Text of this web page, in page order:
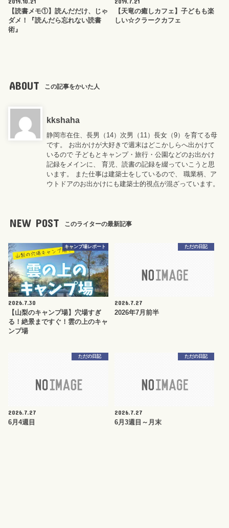
【読書メモ①】読んだだけ、じゃ
ダメ！『読んだら忘れない読書
術』
【天竜の癒しカフェ】子どもも楽
しい☆クラークカフェ
ABOUT この記事をかいた人
kkshaha
静岡市在住、長男（14）次男（11）長女（9）を育てる母
です。 お出かけが大好きで週末はどこかしらへ出かけて
いるので 子どもとキャンプ・旅行・公園などのお出かけ
記録をメインに、 育児、読書の記録を綴っていこうと思
います。 また仕事は建築士をしているので、 職業柄、ア
ウトドアのお出かけにも建築士的視点が混ざっています。
NEW POST このライターの最新記事
キャンプ場レポート
2026.7.30
【山梨のキャンプ場】穴場すぎ
る！絶景まですぐ！雲の上のキャ
ンプ場
ただの日記
2026.7.27
2026年7月前半
ただの日記
2026.7.27
6月4週目
ただの日記
2026.7.27
6月3週目～月末